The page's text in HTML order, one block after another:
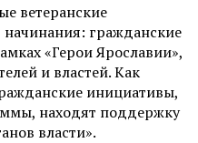
ветеранские
гражданские
«Герои Ярославии»,
и властей. Как
инициативы,
находят поддержку
власти».